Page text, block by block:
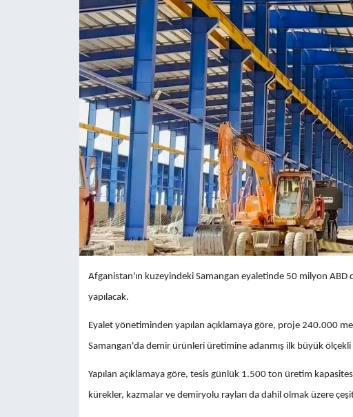
Afganistan'ın kuzeyindeki Samangan eyaletinde 50 milyon ABD
yapılacak.
Eyalet yönetiminden yapılan açıklamaya göre, proje 240.000
Samangan'da demir ürünleri üretimine adanmış ilk büyük
Yapılan açıklamaya göre, tesis günlük 1.500 ton üretim
kürekler, kazmalar ve demiryolu rayları da dahil olmak üzere
Bi̇li̇m & Teknoloji̇